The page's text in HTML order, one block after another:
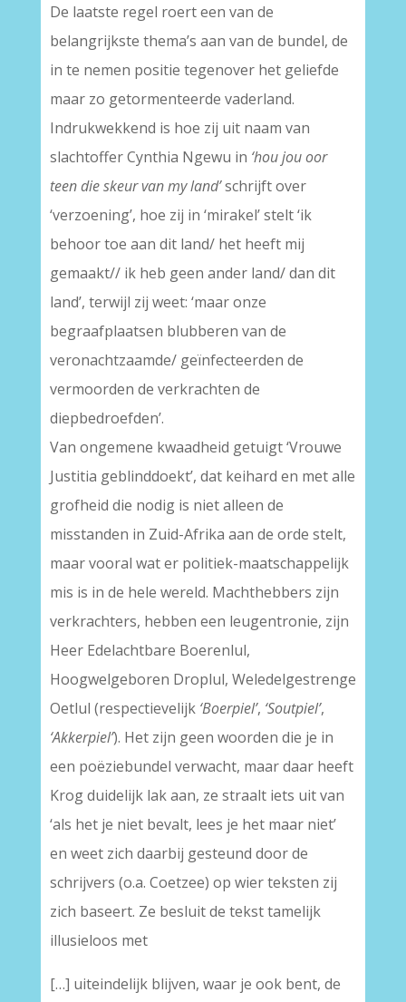
De laatste regel roert een van de
belangrijkste thema’s aan van de bundel, de
in te nemen positie tegenover het geliefde
maar zo getormenteerde vaderland.
Indrukwekkend is hoe zij uit naam van
slachtoffer Cynthia Ngewu in ‘hou jou oor
teen die skeur van my land’schrijft over
‘verzoening’, hoe zij in ‘mirakel’ stelt ‘ik
behoor toe aan dit land/ het heeft mij
gemaakt// ik heb geen ander land/ dan dit
land’, terwijl zij weet: ‘maar onze
begraafplaatsen blubberen van de
veronachtzaamde/ geïnfecteerden de
vermoorden de verkrachten de
diepbedroefden’.
Van ongemene kwaadheid getuigt ‘Vrouwe
Justitia geblinddoekt’, dat keihard en met alle
grofheid die nodig is niet alleen de
misstanden in Zuid-Afrika aan de orde stelt,
maar vooral wat er politiek-maatschappelijk
mis is in de hele wereld. Machthebbers zijn
verkrachters, hebben een leugentronie, zijn
Heer Edelachtbare Boerenlul,
Hoogwelgeboren Droplul, Weledelgestrenge
Oetlul (respectievelijk ‘Boerpiel’, ‘Soutpiel’,
‘Akkerpiel’). Het zijn geen woorden die je in
een poëziebundel verwacht, maar daar heeft
Krog duidelijk lak aan, ze straalt iets uit van
‘als het je niet bevalt, lees je het maar niet’
en weet zich daarbij gesteund door de
schrijvers (o.a. Coetzee) op wier teksten zij
zich baseert. Ze besluit de tekst tamelijk
illusieloos met
[…] uiteindelijk blijven, waar je ook bent, de